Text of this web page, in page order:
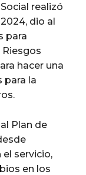
realizó
dio al
para
hacer una
para la
Plan de
servicio,
en los